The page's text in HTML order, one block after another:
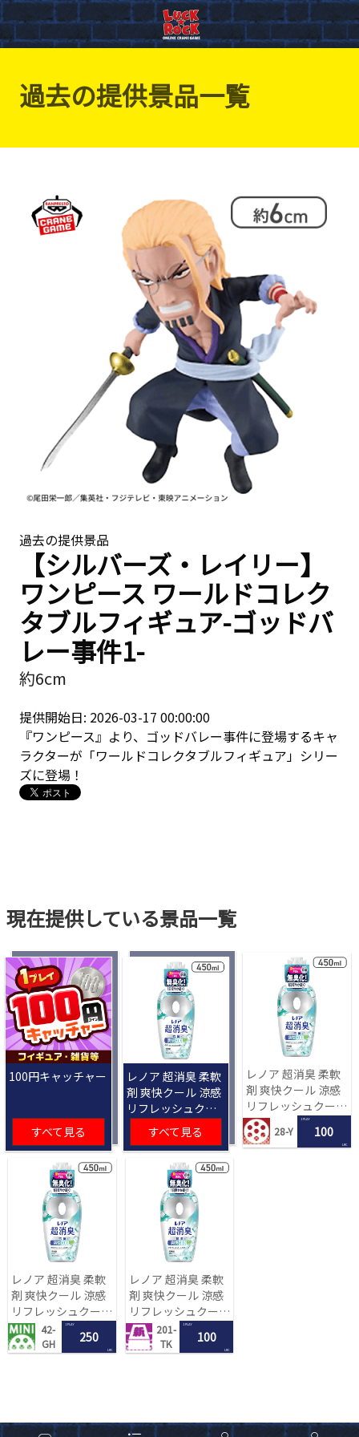
過去の提供景品一覧
過去の提供景品
【シルバーズ・レイリー】
ワンピース ワールドコレク
タブルフィギュア-ゴッドバ
レー事件1-
約6cm
提供開始日: 2026-03-17 00:00:00
『ワンピース』より、ゴッドバレー事件に登場するキャ
ラクターが「ワールドコレクタブルフィギュア」シリー
ズに登場！
現在提供している景品一覧
100円キャッチャー
すべて見る
レノア 超消臭 柔軟
剤 爽快クール 涼感
リフレッシュクー
ルの香り 450mL
すべて見る
レノア 超消臭 柔軟
剤 爽快クール 涼感
リフレッシュクール
の香り 450mL[R]
28-Y
1 PLAY
100
LRC
レノア 超消臭 柔軟
剤 爽快クール 涼感
リフレッシュクール
の香り 450mL[R]
42-
GH
1 PLAY
250
LRC
レノア 超消臭 柔軟
剤 爽快クール 涼感
リフレッシュクール
の香り 450mL[R]
201-
TK
1 PLAY
100
LRC